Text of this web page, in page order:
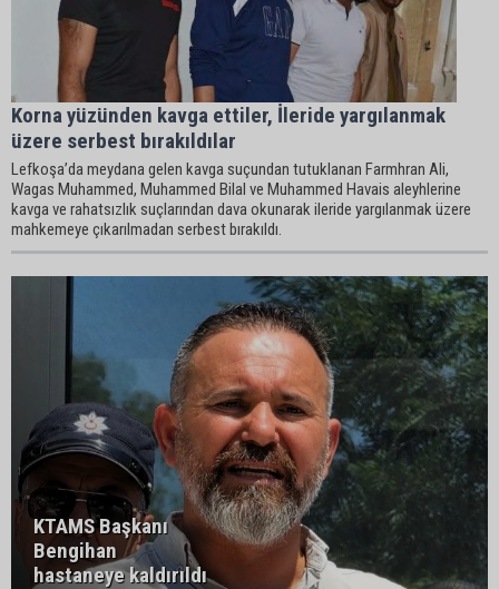
Korna yüzünden kavga ettiler, İleride yargılanmak
üzere serbest bırakıldılar
Lefkoşa’da meydana gelen kavga suçundan tutuklanan Farmhran Ali,
Wagas Muhammed, Muhammed Bilal ve Muhammed Havais aleyhlerine
kavga ve rahatsızlık suçlarından dava okunarak ileride yargılanmak üzere
mahkemeye çıkarılmadan serbest bırakıldı.
KTAMS Başkanı
Bengihan
hastaneye kaldırıldı